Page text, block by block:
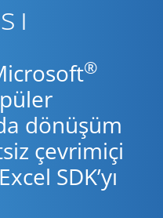
®
dönüşüm
çevrimiçi
SDK’yı